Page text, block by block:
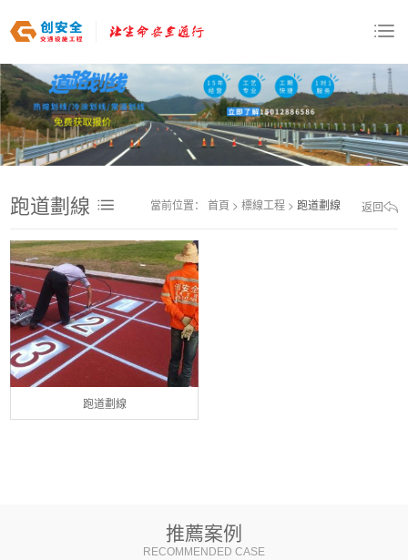
跑道劃線 當前位置： 首頁 > 標線工程> 跑道劃線 返回
跑道劃線
推薦案例
RECOMMENDED CASE